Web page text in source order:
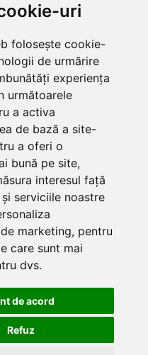
uri
folosește cookie-
de urmărire
experiența
următoarele
a activa
de bază a site-
a oferi o
bună pe site,
interesul față
serviciile noastre
marketing, pentru
care sunt mai
dvs.
de acord
Refuz
13176/1991